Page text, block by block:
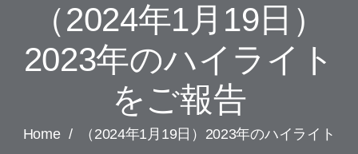
（2024年1月19日）
2023年のハイライト
をご報告
Home /
（2024年1月19日）2023年のハイライト